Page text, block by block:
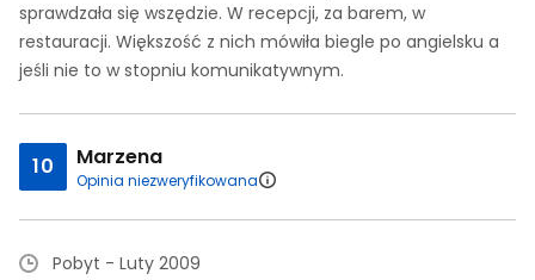
sprawdzała się wszędzie. W recepcji, za barem, w
restauracji. Większość z nich mówiła biegle po angielsku a
jeśli nie to w stopniu komunikatywnym.
10 Marzena
Opinia niezweryfikowana
Pobyt - Luty 2009